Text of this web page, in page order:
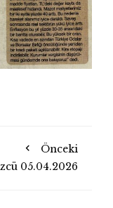
Önceki
05.04.2026